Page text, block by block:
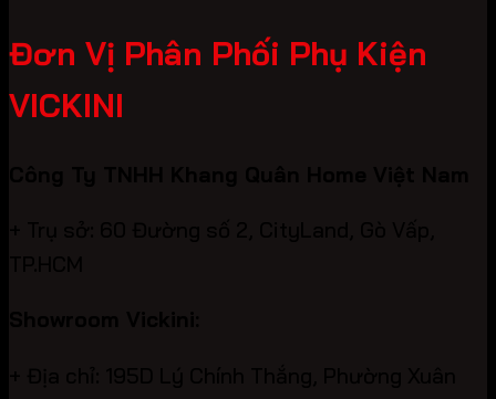
Đơn Vị Phân Phối Phụ Kiện
VICKINI